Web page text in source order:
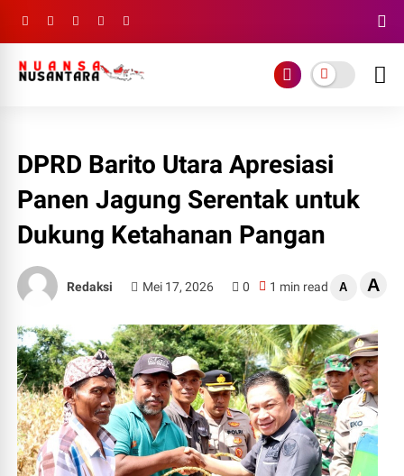
DPRD Barito Utara Apresiasi
Panen Jagung Serentak untuk
Dukung Ketahanan Pangan
Redaksi Mei 17, 2026 0 1 min read A A